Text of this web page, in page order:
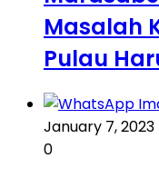
Masalah
Pulau
January 7, 2023
0